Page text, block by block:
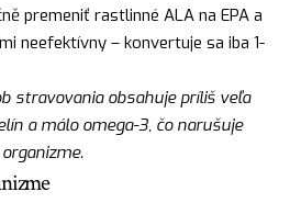
premeniť rastlinné ALA na EPA a
neefektívny – konvertuje sa iba 1-
stravovania obsahuje príliš veľa
a málo omega-3, čo narušuje